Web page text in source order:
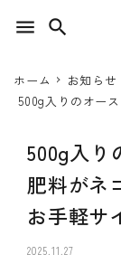
menu search
SEED 植物の
PLANT 植物
MATERIAL 資材
ホーム お知らせ
500g入りのオース
試せるお手軽サイ
500g入り
肥料がネ
お手軽サ
2025.11.27